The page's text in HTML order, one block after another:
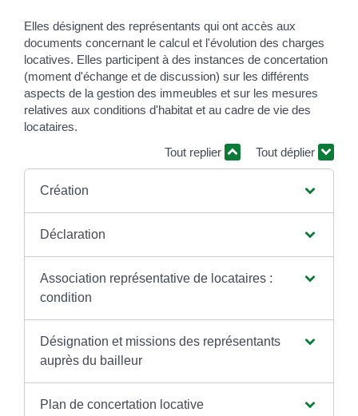
Elles désignent des représentants qui ont accès aux
documents concernant le calcul et l'évolution des charges
locatives. Elles participent à des instances de concertation
(moment d'échange et de discussion) sur les différents
aspects de la gestion des immeubles et sur les mesures
relatives aux conditions d'habitat et au cadre de vie des
locataires.
Tout replier
Tout déplier
Création
Déclaration
Association représentative de locataires :
condition
Désignation et missions des représentants
auprès du bailleur
Plan de concertation locative